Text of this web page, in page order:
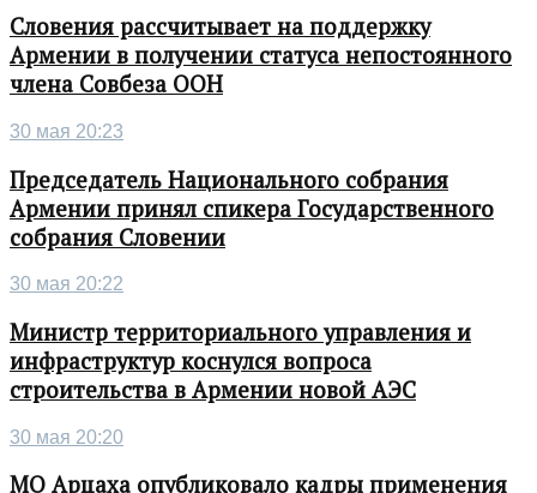
Словения рассчитывает на поддержку
Армении в получении статуса непостоянного
члена Совбеза ООН
30 мая 20:23
Председатель Национального собрания
Армении принял спикера Государственного
собрания Словении
30 мая 20:22
Министр территориального управления и
инфраструктур коснулся вопроса
строительства в Армении новой АЭС
30 мая 20:20
МО Арцаха опубликовало кадры применения